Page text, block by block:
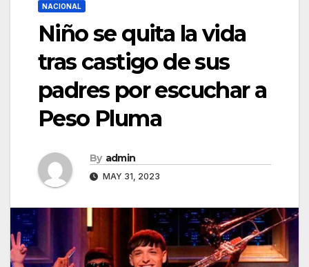
NACIONAL
Niño se quita la vida
tras castigo de sus
padres por escuchar a
Peso Pluma
By admin
MAY 31, 2023